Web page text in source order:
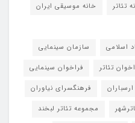
تئاتر
خانه موسیقی ایران
اسلامی
سازمان سینمایی
تئاتر
فراخوان سینمایی
فرهنگسرای نیاوران
مجموعه تئاتر لبخند